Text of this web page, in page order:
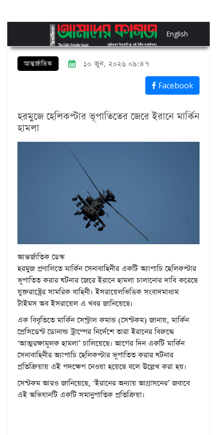
English
আন্তর্জাতিক ১০ জুন, ২০২৬ ০৯:৪৭
Facebook
হরমুজে হেলিকপ্টার ভূপাতিতের জেরে ইরানে মার্কিন
হামলা
আন্তর্জাতিক ডেস্ক
হরমুজ প্রণালিতে মার্কিন সেনাবাহিনীর একটি অ্যাপাচি হেলিকপ্টার
ভূপাতিত করার ঘটনার জেরে ইরানে হামলা চালানোর দাবি করেছে
যুক্তরাষ্ট্রের সামরিক বাহিনী। ইসরায়েলভিত্তিক সংবাদমাধ্যম
টাইমস অব ইসরায়েল এ খবর জানিয়েছে।
এক বিবৃতিতে মার্কিন সেন্ট্রাল কমান্ড (সেন্টকম) জানায়, মার্কিন
প্রেসিডেন্ট ডোনাল্ড ট্রাম্পের নির্দেশে তারা ইরানের বিরুদ্ধে
‘আত্মরক্ষামূলক হামলা’ চালিয়েছে। আগের দিন একটি মার্কিন
সেনাবাহিনীর অ্যাপাচি হেলিকপ্টার ভূপাতিত করার ঘটনার
প্রতিক্রিয়ায় এই পদক্ষেপ নেওয়া হয়েছে বলে উল্লেখ করা হয়।
সেন্টকম আরও জানিয়েছে, ‘ইরানের অন্যায় আগ্রাসনের’ জবাবে
এই অভিযানটি একটি সমানুপাতিক প্রতিক্রিয়া।